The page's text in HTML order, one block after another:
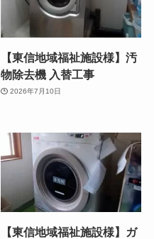
【東信地域福祉施設様】汚
物除去機 入替工事
2026年7月10日
【東信地域福祉施設様】ガ